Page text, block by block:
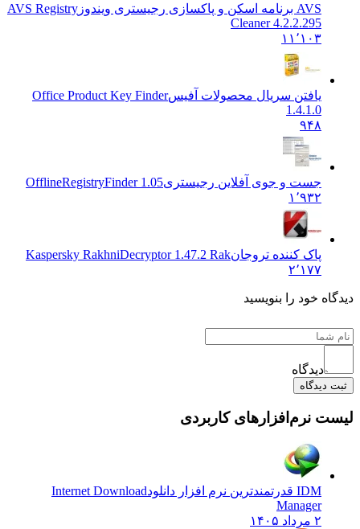
AVS برنامه اسکن و پاکسازی رجیستری ویندوز
AVS Registry
Cleaner 4.2.2.295
۱۱٬۱۰۳
یافتن سریال محصولات آفیسOffice Product Key Finder
1.4.1.0
۹۴۸
جست و جوی آفلاین رجیستریOfflineRegistryFinder 1.05
۱٬۹۳۲
پاک کننده تروجانKaspersky RakhniDecryptor 1.47.2 Rak
۲٬۱۷۷
دیدگاه خود را بنویسید
دیدگاه
ثبت دیدگاه
لیست نرم‌افزارهای کاربردی
IDM قدرتمندترین نرم افزار دانلود
Internet Download
Manager
۲ مرداد ۱۴۰۵